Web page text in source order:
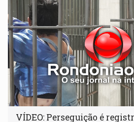
VÍDEO: Perseguição é